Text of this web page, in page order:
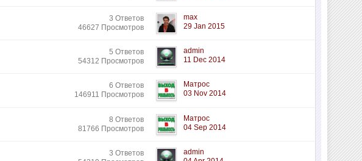
3 Ответов
46627 Просмотров
max
29 Jan 2015
5 Ответов
54312 Просмотров
admin
11 Dec 2014
6 Ответов
146911 Просмотров
Матрос
03 Nov 2014
8 Ответов
81766 Просмотров
Матрос
04 Sep 2014
3 Ответов
admin